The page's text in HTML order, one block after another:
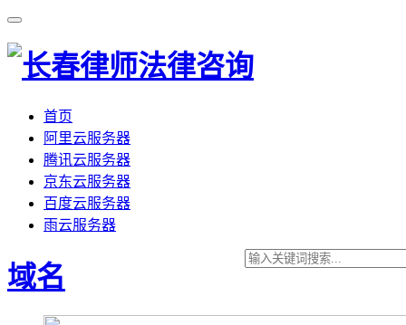
首页
阿里云服务器
腾讯云服务器
京东云服务器
百度云服务器
雨云服务器
域名